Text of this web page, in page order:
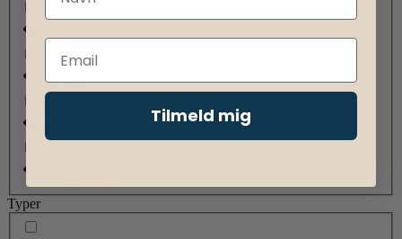
Thule
Uquip
Typer
Tilmeld mig